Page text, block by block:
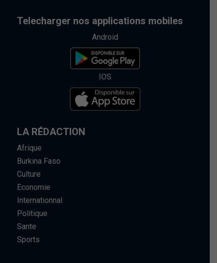
Telecharger nos applications mobiles
Android
IOS
LA RÉDACTION
Afrique
Burkina Faso
Culture
Economie
Internationnal
Politique
Sante
Sports